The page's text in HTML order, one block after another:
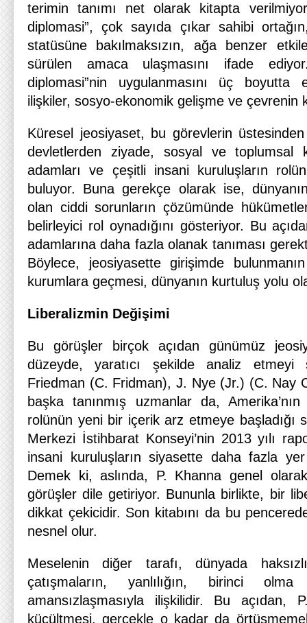
terimin tanımı net olarak kitapta
diplomasi”, çok sayıda çıkar sahibi
statüsüne bakılmaksızın, ağa benzer
sürülen amaca ulaşmasını ifade
diplomasi”nin uygulanmasını üç boyutta
ilişkiler, sosyo-ekonomik gelişme ve çevrenin
Küresel jeosiyaset, bu görevlerin
devletlerden ziyade, sosyal ve toplumsal
adamları ve çeşitli insani kuruluşların
buluyor. Buna gerekçe olarak ise,
olan ciddi sorunların çözümünde
belirleyici rol oynadığını gösteriyor. Bu
adamlarına daha fazla olanak tanıması
Böylece, jeosiyasette girişimde
kurumlara geçmesi, dünyanın kurtuluş yolu
Liberalizmin Değişimi
Bu görüşler birçok açıdan günümüz
düzeyde, yaratıcı şekilde analiz etmeyi
Friedman (C. Fridman), J. Nye (Jr.) (C. Nay
başka tanınmış uzmanlar da,
rolünün yeni bir içerik arz etmeye başladığı
Merkezi İstihbarat Konseyi’nin 2013 yılı
insani kuruluşların siyasette daha fazla
Demek ki, aslında, P. Khanna genel
görüşler dile getiriyor. Bununla birlikte, bir
dikkat çekicidir. Son kitabını da bu
nesnel olur.
Meselenin diğer tarafı, dünyada
çatışmaların, yanlılığın, birinci
amansızlaşmasıyla ilişkilidir. Bu açıdan,
küçültmesi, gerçekle o kadar da